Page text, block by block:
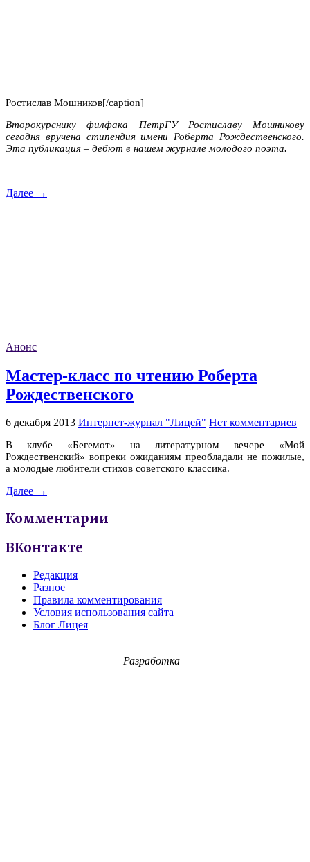
Ростислав Мошников[/caption]
Второкурснику филфака ПетрГУ Ростиславу Мошникову
сегодня вручена стипендия имени Роберта Рождественского.
Эта публикация – дебют в нашем журнале молодого поэта.
Далее →
Анонс
Мастер-класс по чтению Роберта
Рождественского
6 декабря 2013 Интернет-журнал "Лицей" Нет комментариев
В клубе «Бегемот» на литературном вечере «Мой
Рождественский» вопреки ожиданиям преобладали не пожилые,
а молодые любители стихов советского классика.
Далее →
Комментарии
ВКонтакте
Редакция
Разное
Правила комментирования
Условия использования сайта
Блог Лицея
Разработка